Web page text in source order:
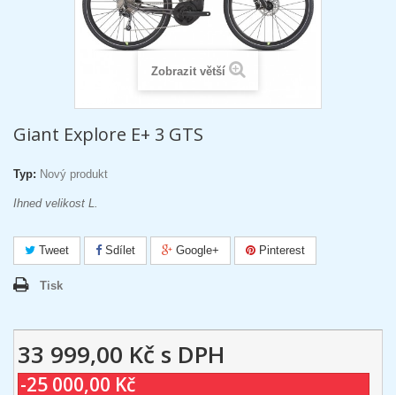
Zobrazit větší
Giant Explore E+ 3 GTS
Typ: Nový produkt
Ihned velikost L.
Tweet Sdílet Google+ Pinterest
Tisk
33 999,00 Kč s DPH
-25 000,00 Kč